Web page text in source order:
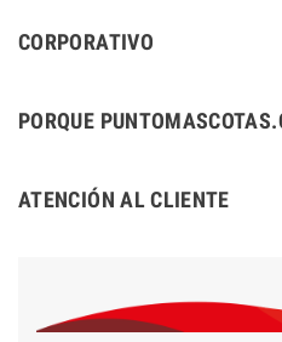
CORPORATIVO
PORQUE
ATENCIÓN AL CLIENTE